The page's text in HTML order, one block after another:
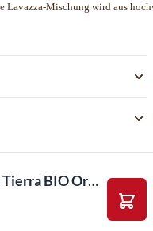
Mischung wird aus
Lavazza Kaffeebohnen Tierra BIO Organic (1kg)
In